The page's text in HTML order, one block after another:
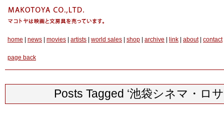
home news movies artists world sales shop archive link about| contact
page back
Posts Tagged ‘池袋シネマ・ロサ